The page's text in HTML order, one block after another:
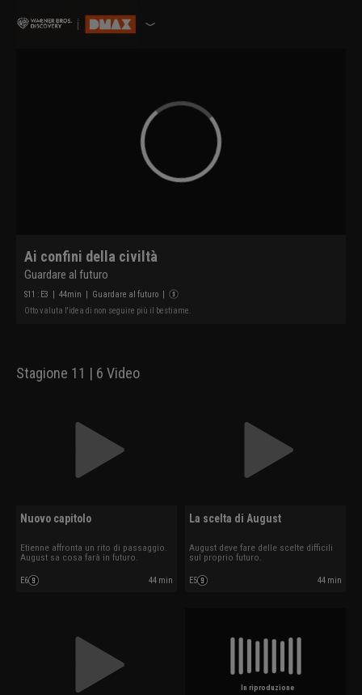
Ai confini della civiltà
Guardare al futuro
S11 : E3 | 44min | Guardare al futuro |
Otto valuta l'idea di non seguire più il bestiame.
Stagione 11 | 6 Video
Nuovo capitolo
Etienne affronta un rito di passaggio.
August sa cosa farà in futuro.
E6 44 min
La scelta di August
August deve fare delle scelte difficili
sul proprio futuro.
E5 44 min
In riproduzione